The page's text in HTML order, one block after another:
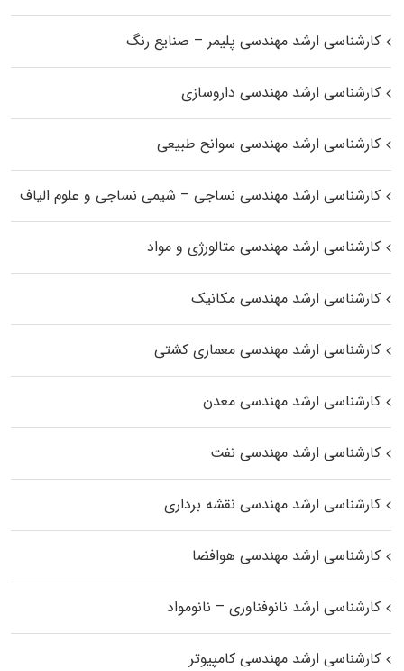
کارشناسی ارشد مهندسی پلیمر – صنایع رنگ
کارشناسی ارشد مهندسی داروسازی
کارشناسی ارشد مهندسی سوانح طبیعی
کارشناسی ارشد مهندسی نساجی – شیمی نساجی و علوم الیاف
کارشناسی ارشد مهندسی متالورژی و مواد
کارشناسی ارشد مهندسی مکانیک
کارشناسی ارشد مهندسی معماری کشتی
کارشناسی ارشد مهندسی معدن
کارشناسی ارشد مهندسی نفت
کارشناسی ارشد مهندسی نقشه برداری
کارشناسی ارشد مهندسی هوافضا
کارشناسی ارشد نانوفناوری – نانومواد
کارشناسی ارشد مهندسی کامپیوتر